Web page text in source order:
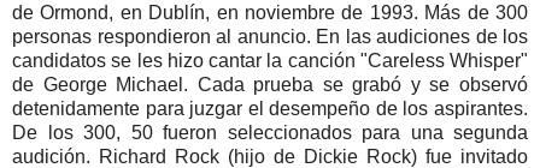
de Ormond, en Dublín, en noviembre de 1993. Más de 300
personas respondieron al anuncio. En las audiciones de los
candidatos se les hizo cantar la canción "Careless Whisper"
de George Michael. Cada prueba se grabó y se observó
detenidamente para juzgar el desempeño de los aspirantes.
De los 300, 50 fueron seleccionados para una segunda
audición. Richard Rock (hijo de Dickie Rock) fue invitado